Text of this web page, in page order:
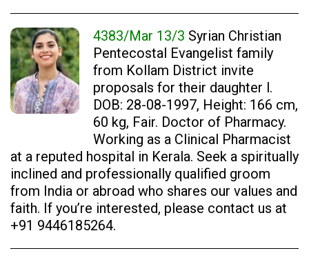
4383/Mar 13/3 Syrian Christian
Pentecostal Evangelist family
from Kollam District invite
proposals for their daughter l.
DOB: 28-08-1997, Height: 166 cm,
60 kg, Fair. Doctor of Pharmacy.
Working as a Clinical Pharmacist
at a reputed hospital in Kerala. Seek a spiritually
inclined and professionally qualified groom
from India or abroad who shares our values and
faith. If you’re interested, please contact us at
+91 9446185264.